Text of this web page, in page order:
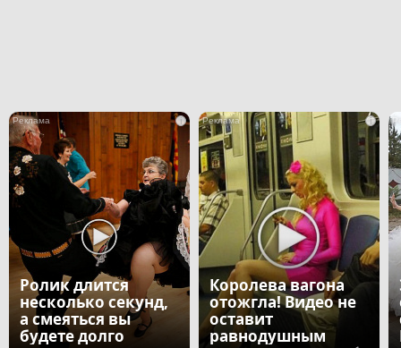
i
Ролик длится
несколько секунд,
а смеяться вы
будете долго
i
Королева вагона
отожгла! Видео не
оставит
равнодушным